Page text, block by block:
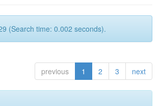
(Search time: 0.002 seconds).
previous 1 2 3 next